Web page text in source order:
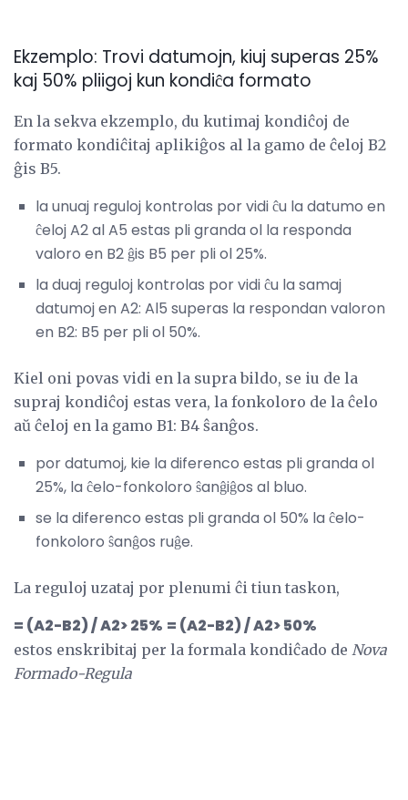
Ekzemplo: Trovi datumojn, kiuj superas 25%
kaj 50% pliigoj kun kondiĉa formato
En la sekva ekzemplo, du kutimaj kondiĉoj de
formato kondiĉitaj aplikiĝos al la gamo de ĉeloj B2
ĝis B5.
la unuaj reguloj kontrolas por vidi ĉu la datumo en
ĉeloj A2 al A5 estas pli granda ol la responda
valoro en B2 ĝis B5 per pli ol 25%.
la duaj reguloj kontrolas por vidi ĉu la samaj
datumoj en A2: Al5 superas la respondan valoron
en B2: B5 per pli ol 50%.
Kiel oni povas vidi en la supra bildo, se iu de la
supraj kondiĉoj estas vera, la fonkoloro de la ĉelo
aŭ ĉeloj en la gamo B1: B4 ŝanĝos.
por datumoj, kie la diferenco estas pli granda ol
25%, la ĉelo-fonkoloro ŝanĝiĝos al bluo.
se la diferenco estas pli granda ol 50% la ĉelo-
fonkoloro ŝanĝos ruĝe.
La reguloj uzataj por plenumi ĉi tiun taskon,
= (A2-B2) / A2> 25% = (A2-B2) / A2> 50%
estos enskribitaj per la formala kondiĉado de Nova
Formado-Regula